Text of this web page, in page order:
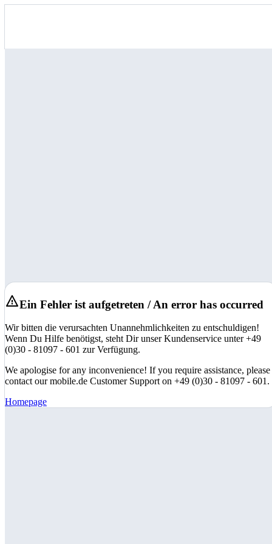
Ein Fehler ist aufgetreten / An error has occurred
Wir bitten die verursachten Unannehmlichkeiten zu entschuldigen!
Wenn Du Hilfe benötigst, steht Dir unser Kundenservice unter +49
(0)30 - 81097 - 601 zur Verfügung.
We apologise for any inconvenience! If you require assistance, please
contact our mobile.de Customer Support on +49 (0)30 - 81097 - 601.
Homepage